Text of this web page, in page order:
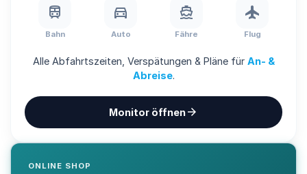
train
Bahn
directions_car
Auto
directions_boat
Fähre
flight
Flug
Alle Abfahrtszeiten, Verspätungen & Pläne für An- &
Abreise.
Monitor öffnenarrow_forward
ONLINE SHOP